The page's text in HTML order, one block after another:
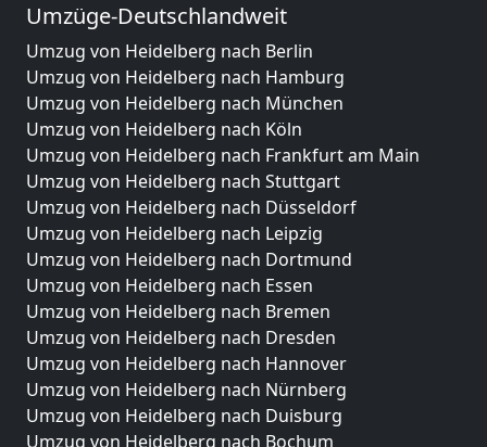
Umzüge-Deutschlandweit
Umzug von Heidelberg nach Berlin
Umzug von Heidelberg nach Hamburg
Umzug von Heidelberg nach München
Umzug von Heidelberg nach Köln
Umzug von Heidelberg nach Frankfurt am Main
Umzug von Heidelberg nach Stuttgart
Umzug von Heidelberg nach Düsseldorf
Umzug von Heidelberg nach Leipzig
Umzug von Heidelberg nach Dortmund
Umzug von Heidelberg nach Essen
Umzug von Heidelberg nach Bremen
Umzug von Heidelberg nach Dresden
Umzug von Heidelberg nach Hannover
Umzug von Heidelberg nach Nürnberg
Umzug von Heidelberg nach Duisburg
Umzug von Heidelberg nach Bochum